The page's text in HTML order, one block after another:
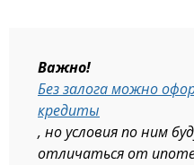
Важно!
Без залога можно
кредиты
, но условия по ним
отличаться от